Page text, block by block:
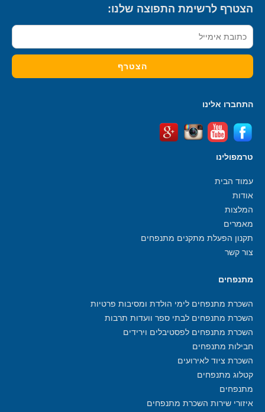
הצטרף לרשימת התפוצה שלנו:
התחברו אלינו
טרמפולינו
עמוד הבית
אודות
המלצות
מאמרים
תקנון הפעלת מתקנים מתנפחים
צור קשר
מתנפחים
השכרת מתנפחים לימי הולדת ומסיבות פרטיות
השכרת מתנפחים לבתי ספר וועדות תרבות
השכרת מתנפחים לפסטיבלים וירידים
חבילות מתנפחים
השכרת ציוד לאירועים
קטלוג מתנפחים
מתנפחים
איזורי שירות השכרת מתנפחים